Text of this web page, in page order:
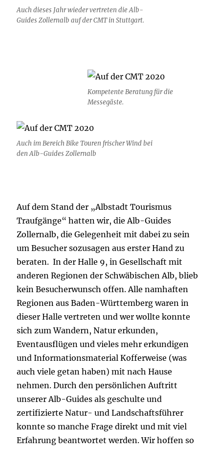
Auch dieses Jahr wieder vertreten die Alb-
Guides Zollernalb auf der CMT in Stuttgart.
Kompetente Beratung für die
Messegäste.
Auch im Bereich Bike Touren frischer Wind bei
den Alb-Guides Zollernalb
Auf dem Stand der „Albstadt Tourismus
Traufgänge“ hatten wir, die Alb-Guides
Zollernalb, die Gelegenheit mit dabei zu sein
um Besucher sozusagen aus erster Hand zu
beraten. In der Halle 9, in Gesellschaft mit
anderen Regionen der Schwäbischen Alb, blieb
kein Besucherwunsch offen. Alle namhaften
Regionen aus Baden-Württemberg waren in
dieser Halle vertreten und wer wollte konnte
sich zum Wandern, Natur erkunden,
Eventausflügen und vieles mehr erkundigen
und Informationsmaterial Kofferweise (was
auch viele getan haben) mit nach Hause
nehmen. Durch den persönlichen Auftritt
unserer Alb-Guides als geschulte und
zertifizierte Natur- und Landschaftsführer
konnte so manche Frage direkt und mit viel
Erfahrung beantwortet werden. Wir hoffen so